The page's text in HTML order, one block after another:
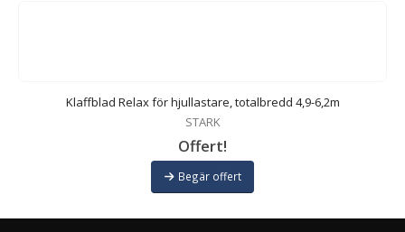
Klaffblad Relax för hjullastare, totalbredd 4,9-6,2m
STARK
Offert!
Begär offert